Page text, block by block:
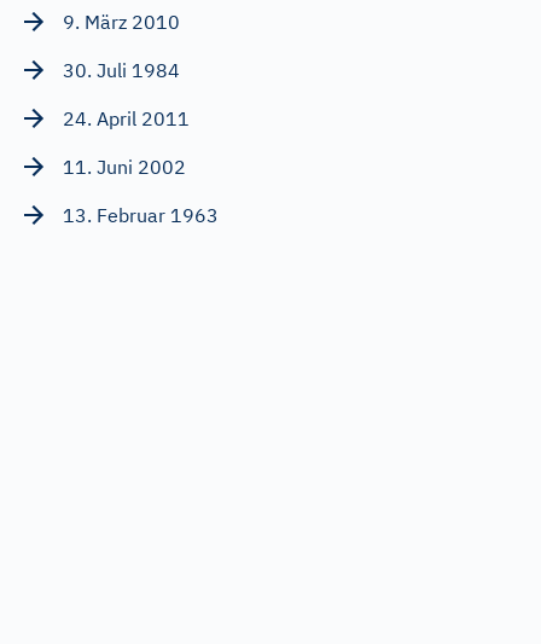
9. März 2010
30. Juli 1984
24. April 2011
11. Juni 2002
13. Februar 1963